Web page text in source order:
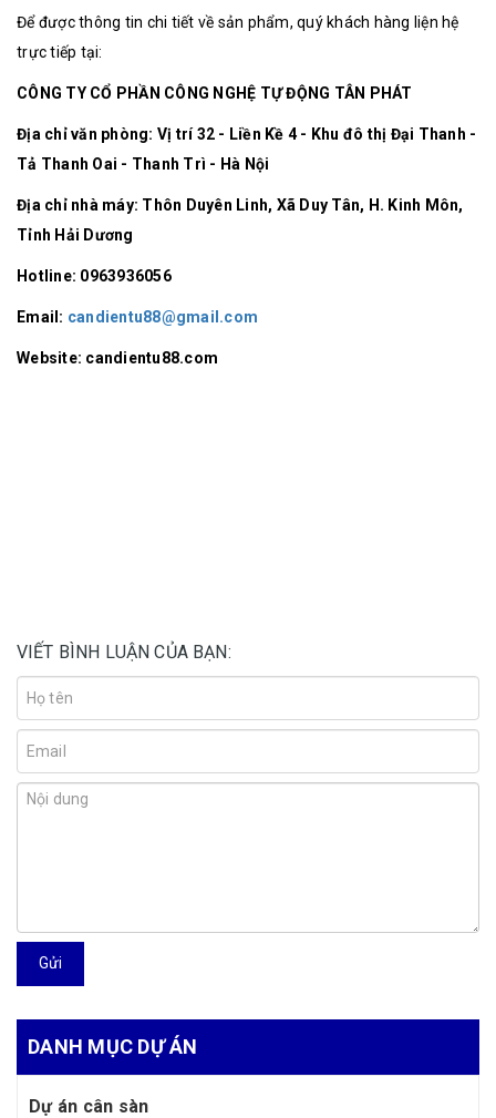
Để được thông tin chi tiết về sản phẩm, quý khách hàng liện hệ
trực tiếp tại:
CÔNG TY CỔ PHẦN CÔNG NGHỆ TỰ ĐỘNG TÂN PHÁT
Địa chỉ văn phòng: Vị trí 32 - Liền Kề 4 - Khu đô thị Đại Thanh -
Tả Thanh Oai - Thanh Trì - Hà Nội
Địa chỉ nhà máy: Thôn Duyên Linh, Xã Duy Tân, H. Kinh Môn,
Tỉnh Hải Dương
Hotline: 0963936056
Email: candientu88@gmail.com
Website: candientu88.com
VIẾT BÌNH LUẬN CỦA BẠN:
Gửi
DANH MỤC DỰ ÁN
Dự án cân sàn